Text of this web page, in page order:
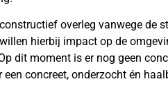
overleg vanwege de
hierbij impact op de
dit moment is er nog geen
een concreet, onderzocht én